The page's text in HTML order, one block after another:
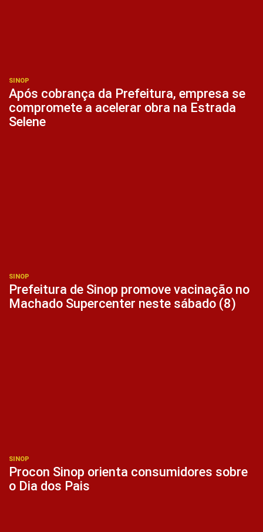
SINOP
Após cobrança da Prefeitura, empresa se
compromete a acelerar obra na Estrada
Selene
SINOP
Prefeitura de Sinop promove vacinação no
Machado Supercenter neste sábado (8)
SINOP
Procon Sinop orienta consumidores sobre
o Dia dos Pais